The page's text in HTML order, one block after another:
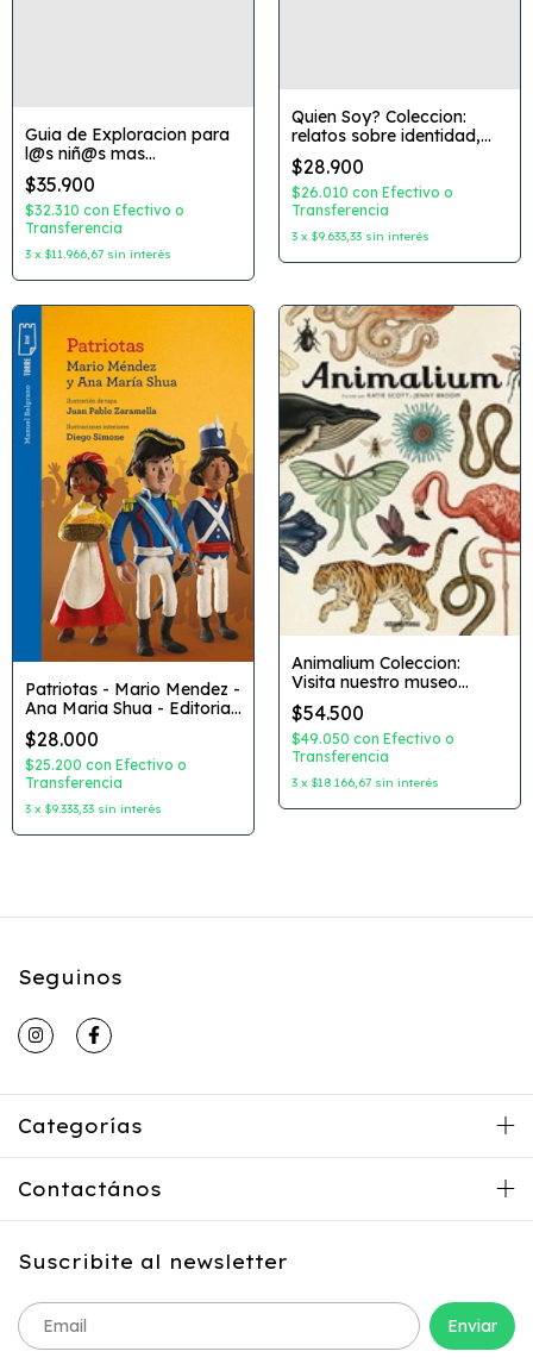
Guia de Exploracion para
l@s niñ@s mas
aventurer@s del Mundo
Coleccion: Atlas Obscura
Autor: Dylan Thuras y
Rosemary Mosco
Dibujante: Joy Ang
Editorial: Oceano Travesia
$35.900
$32.310 con Efectivo o
Transferencia
3 x $11.966,67 sin interés
Quien Soy? Coleccion:
relatos sobre identidad,
nietos y reencuentros
Autor: Bombara- Singer
Rivera- Wernicke
Andruetto- Istvan
Dibujante: Mendez-
Bernasconi Editorial:
Calibroscopio
$28.900
$26.010 con Efectivo o
Transferencia
3 x $9.633,33 sin interés
Patriotas - Mario Mendez -
Ana Maria Shua - Editorial
Norma
$28.000
$25.200 con Efectivo o
Transferencia
3 x $9.333,33 sin interés
Animalium Coleccion:
Visita nuestro museo
Editorial: Oceano Travesia
$54.500
$49.050 con Efectivo o
Transferencia
3 x $18.166,67 sin interés
Seguinos
Categorías
Contactános
Suscribite al newsletter